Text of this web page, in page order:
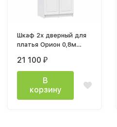
Шкаф 2х дверный для
платья Орион 0,8м
21 100 ₽
В
корзину